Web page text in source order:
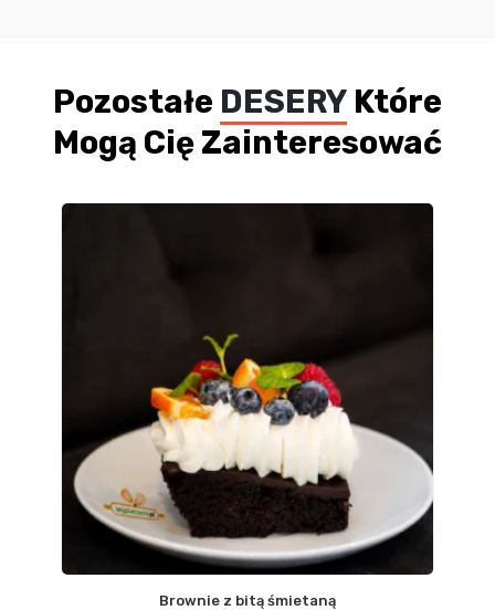
Pozostałe DESERY Które
Mogą Cię Zainteresować
Brownie z bitą śmietaną